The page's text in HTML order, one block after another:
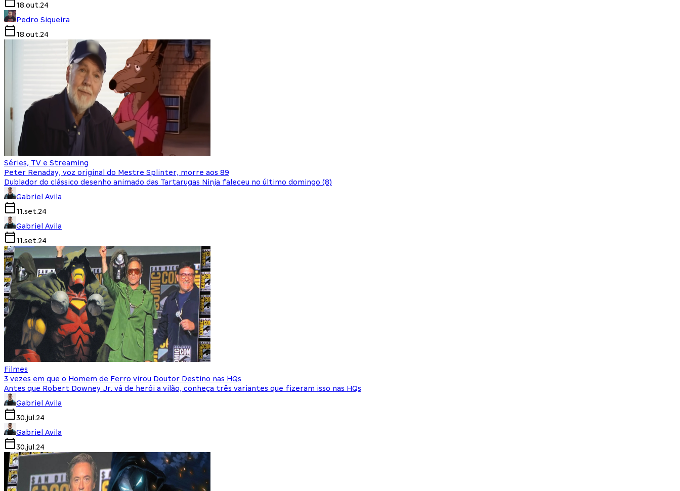
18.out.24
Pedro Siqueira
18.out.24
Séries, TV e Streaming
Peter Renaday, voz original do Mestre Splinter, morre aos 89
Dublador do clássico desenho animado das Tartarugas Ninja faleceu no último domingo (8)
Gabriel Avila
11.set.24
Gabriel Avila
11.set.24
Filmes
3 vezes em que o Homem de Ferro virou Doutor Destino nas HQs
Antes que Robert Downey Jr. vá de herói a vilão, conheça três variantes que fizeram isso nas HQs
Gabriel Avila
30.jul.24
Gabriel Avila
30.jul.24